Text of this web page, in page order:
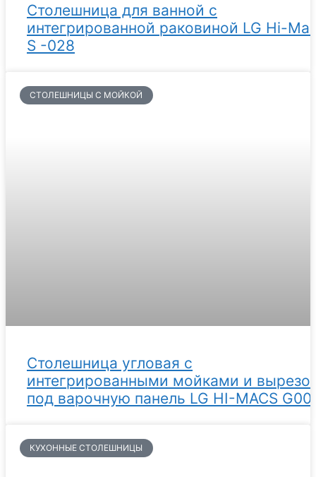
Столешница для ванной с
интегрированной раковиной LG Hi-
S -028
СТОЛЕШНИЦЫ С МОЙКОЙ
Столешница угловая с
интегрированными мойками и
под варочную панель LG HI-MACS
КУХОННЫЕ СТОЛЕШНИЦЫ